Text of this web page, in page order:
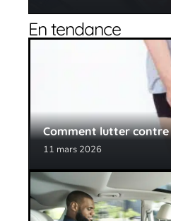
En tendance
Comment lutter contre
11 mars 2026